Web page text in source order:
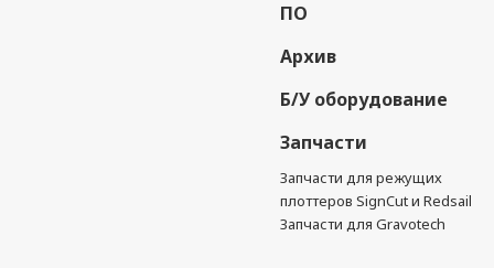
ПО
Архив
Б/У оборудование
Запчасти
Запчасти для режущих
плоттеров SignCut и Redsail
Запчасти для Gravotech